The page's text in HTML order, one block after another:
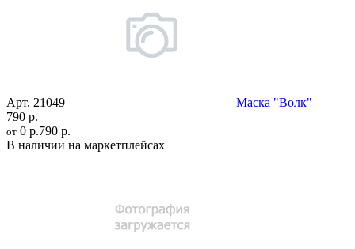
Арт. 21049
Маска "Волк"
790 р.
от 0 р.790 р.
В наличии на маркетплейсах